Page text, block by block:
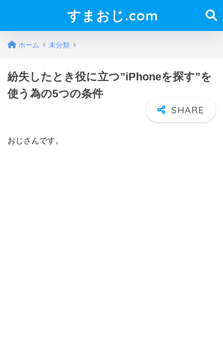
すまおじ.com
ホーム 未分類
紛失したとき役に立つ”iPhoneを探す”を
使う為の5つの条件
おじさんです。